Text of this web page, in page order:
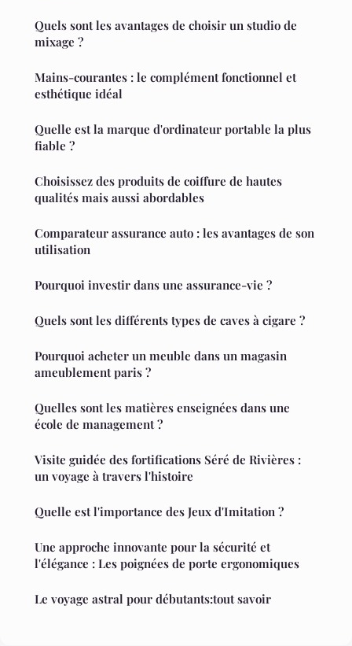
Quels sont les avantages de choisir un studio de
mixage ?
Mains-courantes : le complément fonctionnel et
esthétique idéal
Quelle est la marque d'ordinateur portable la plus
fiable ?
Choisissez des produits de coiffure de hautes
qualités mais aussi abordables
Comparateur assurance auto : les avantages de son
utilisation
Pourquoi investir dans une assurance-vie ?
Quels sont les différents types de caves à cigare ?
Pourquoi acheter un meuble dans un magasin
ameublement paris ?
Quelles sont les matières enseignées dans une
école de management ?
Visite guidée des fortifications Séré de Rivières :
un voyage à travers l'histoire
Quelle est l'importance des Jeux d'Imitation ?
Une approche innovante pour la sécurité et
l'élégance : Les poignées de porte ergonomiques
Le voyage astral pour débutants:tout savoir